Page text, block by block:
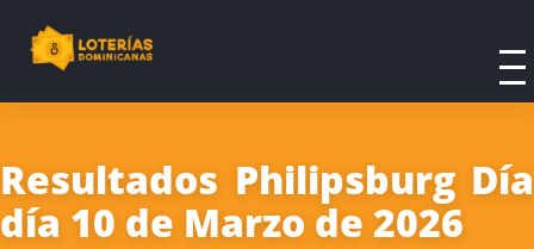
Resultados Philipsburg Día
día 10 de Marzo de 2026